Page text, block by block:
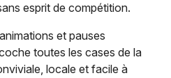
esprit de compétition.
et pauses
toutes les cases de la
locale et facile à